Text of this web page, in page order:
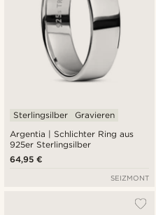
Argentia | Schlichter Ring aus
925er Sterlingsilber
Sterlingsilber Gravieren
64,95 €
SEIZMONT